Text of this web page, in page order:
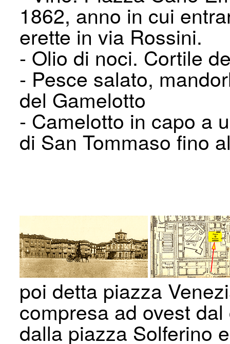
1862, anno in cui
erette in via Rossini.
- Olio di noci. Cortile
- Pesce salato,
del Gamelotto
- Camelotto in capo a
di San Tommaso fino
poi detta piazza
compresa ad ovest
dalla piazza Sol­ferino